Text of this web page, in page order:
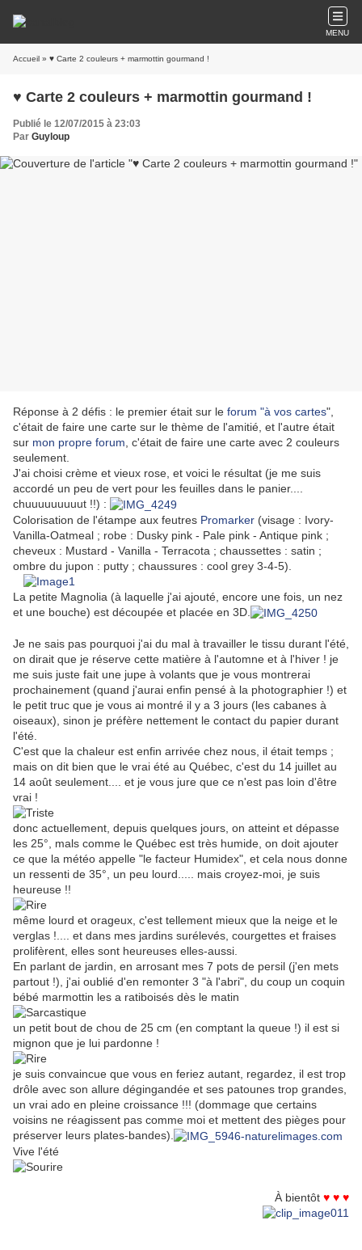
MENU
Accueil » ♥ Carte 2 couleurs + marmottin gourmand !
♥ Carte 2 couleurs + marmottin gourmand !
Publié le 12/07/2015 à 23:03
Par Guyloup
Réponse à 2 défis : le premier était sur le forum "à vos cartes",
c'était de faire une carte sur le thème de l'amitié, et l'autre était
sur mon propre forum , c'était de faire une carte avec 2 couleurs
seulement.
J'ai choisi crème et vieux rose, et voici le résultat (je me suis
accordé un peu de vert pour les feuilles dans le panier....
chuuuuuuuuut !!) :
Colorisation de l'étampe aux feutres Promarker (visage : Ivory-
Vanilla-Oatmeal ; robe : Dusky pink - Pale pink - Antique pink ;
cheveux : Mustard - Vanilla - Terracota ; chaussettes : satin ;
ombre du jupon : putty ; chaussures : cool grey 3-4-5).
La petite Magnolia (à laquelle j'ai ajouté, encore une fois, un nez
et une bouche) est découpée et placée en 3D.
Je ne sais pas pourquoi j'ai du mal à travailler le tissu durant l'été,
on dirait que je réserve cette matière à l'automne et à l'hiver ! je
me suis juste fait une jupe à volants que je vous montrerai
prochainement (quand j'aurai enfin pensé à la photographier !) et
le petit truc que je vous ai montré il y a 3 jours (les cabanes à
oiseaux), sinon je préfère nettement le contact du papier durant
l'été.
C'est que la chaleur est enfin arrivée chez nous, il était temps ;
mais on dit bien que le vrai été au Québec, c'est du 14 juillet au
14 août seulement.... et je vous jure que ce n'est pas loin d'être
vrai !
donc actuellement, depuis quelques jours, on atteint et dépasse
les 25°, mals comme le Québec est très humide, on doit ajouter
ce que la météo appelle "le facteur Humidex", et cela nous donne
un ressenti de 35°, un peu lourd..... mais croyez-moi, je suis
heureuse !!
même lourd et orageux, c'est tellement mieux que la neige et le
verglas !.... et dans mes jardins surélevés, courgettes et fraises
prolifèrent, elles sont heureuses elles-aussi.
En parlant de jardin, en arrosant mes 7 pots de persil (j'en mets
partout !), j'ai oublié d'en remonter 3 "à l'abri", du coup un coquin
bébé marmottin les a ratiboisés dès le matin
un petit bout de chou de 25 cm (en comptant la queue !) il est si
mignon que je lui pardonne !
je suis convaincue que vous en feriez autant, regardez, il est trop
drôle avec son allure dégingandée et ses patounes trop grandes,
un vrai ado en pleine croissance !!! (dommage que certains
voisins ne réagissent pas comme moi et mettent des pièges pour
préserver leurs plates-bandes).
Vive l'été
À bientôt ♥ ♥ ♥